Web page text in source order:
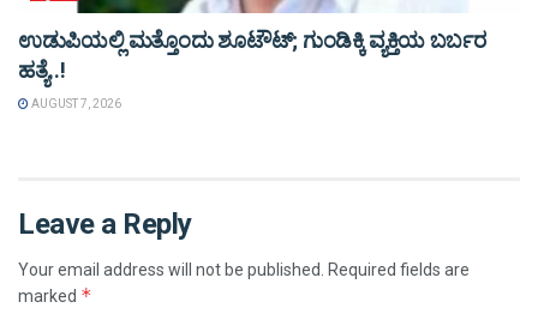
ಉಡುಪಿಯಲ್ಲಿ ಮತ್ತೊಂದು ಶೂಟೌಟ್‌; ಗುಂಡಿಕ್ಕಿ ವ್ಯಕ್ತಿಯ ಬರ್ಬರ
ಹತ್ಯೆ..!
AUGUST 7, 2026
Leave a Reply
Your email address will not be published.
Required fields are
marked *